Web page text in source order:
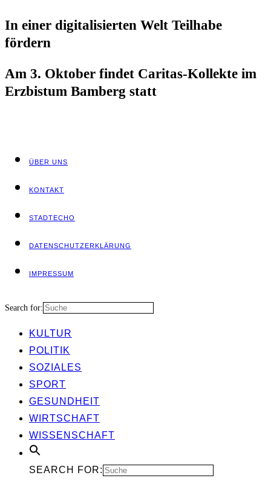
In einer digi­ta­li­sier­ten Welt Teil­ha­be
fördern
Am 3. Okto­ber fin­det Cari­tas-Kol­lek­te im
Erz­bis­tum Bam­berg statt
ÜBER UNS
KON­TAKT
STADT­ECHO
DATEN­SCHUTZ­ER­KLÄ­RUNG
IMPRES­SUM
Search for:
KUL­TUR
POLI­TIK
SOZIA­LES
SPORT
GESUND­HEIT
WIRT­SCHAFT
WIS­SEN­SCHAFT
SEARCH FOR: